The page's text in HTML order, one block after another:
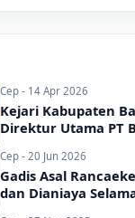
Cep - 14 Apr 2026
Kejari Kabupaten
Direktur Utama PT
Cep - 20 Jun 2026
Gadis Asal
dan Dianiaya